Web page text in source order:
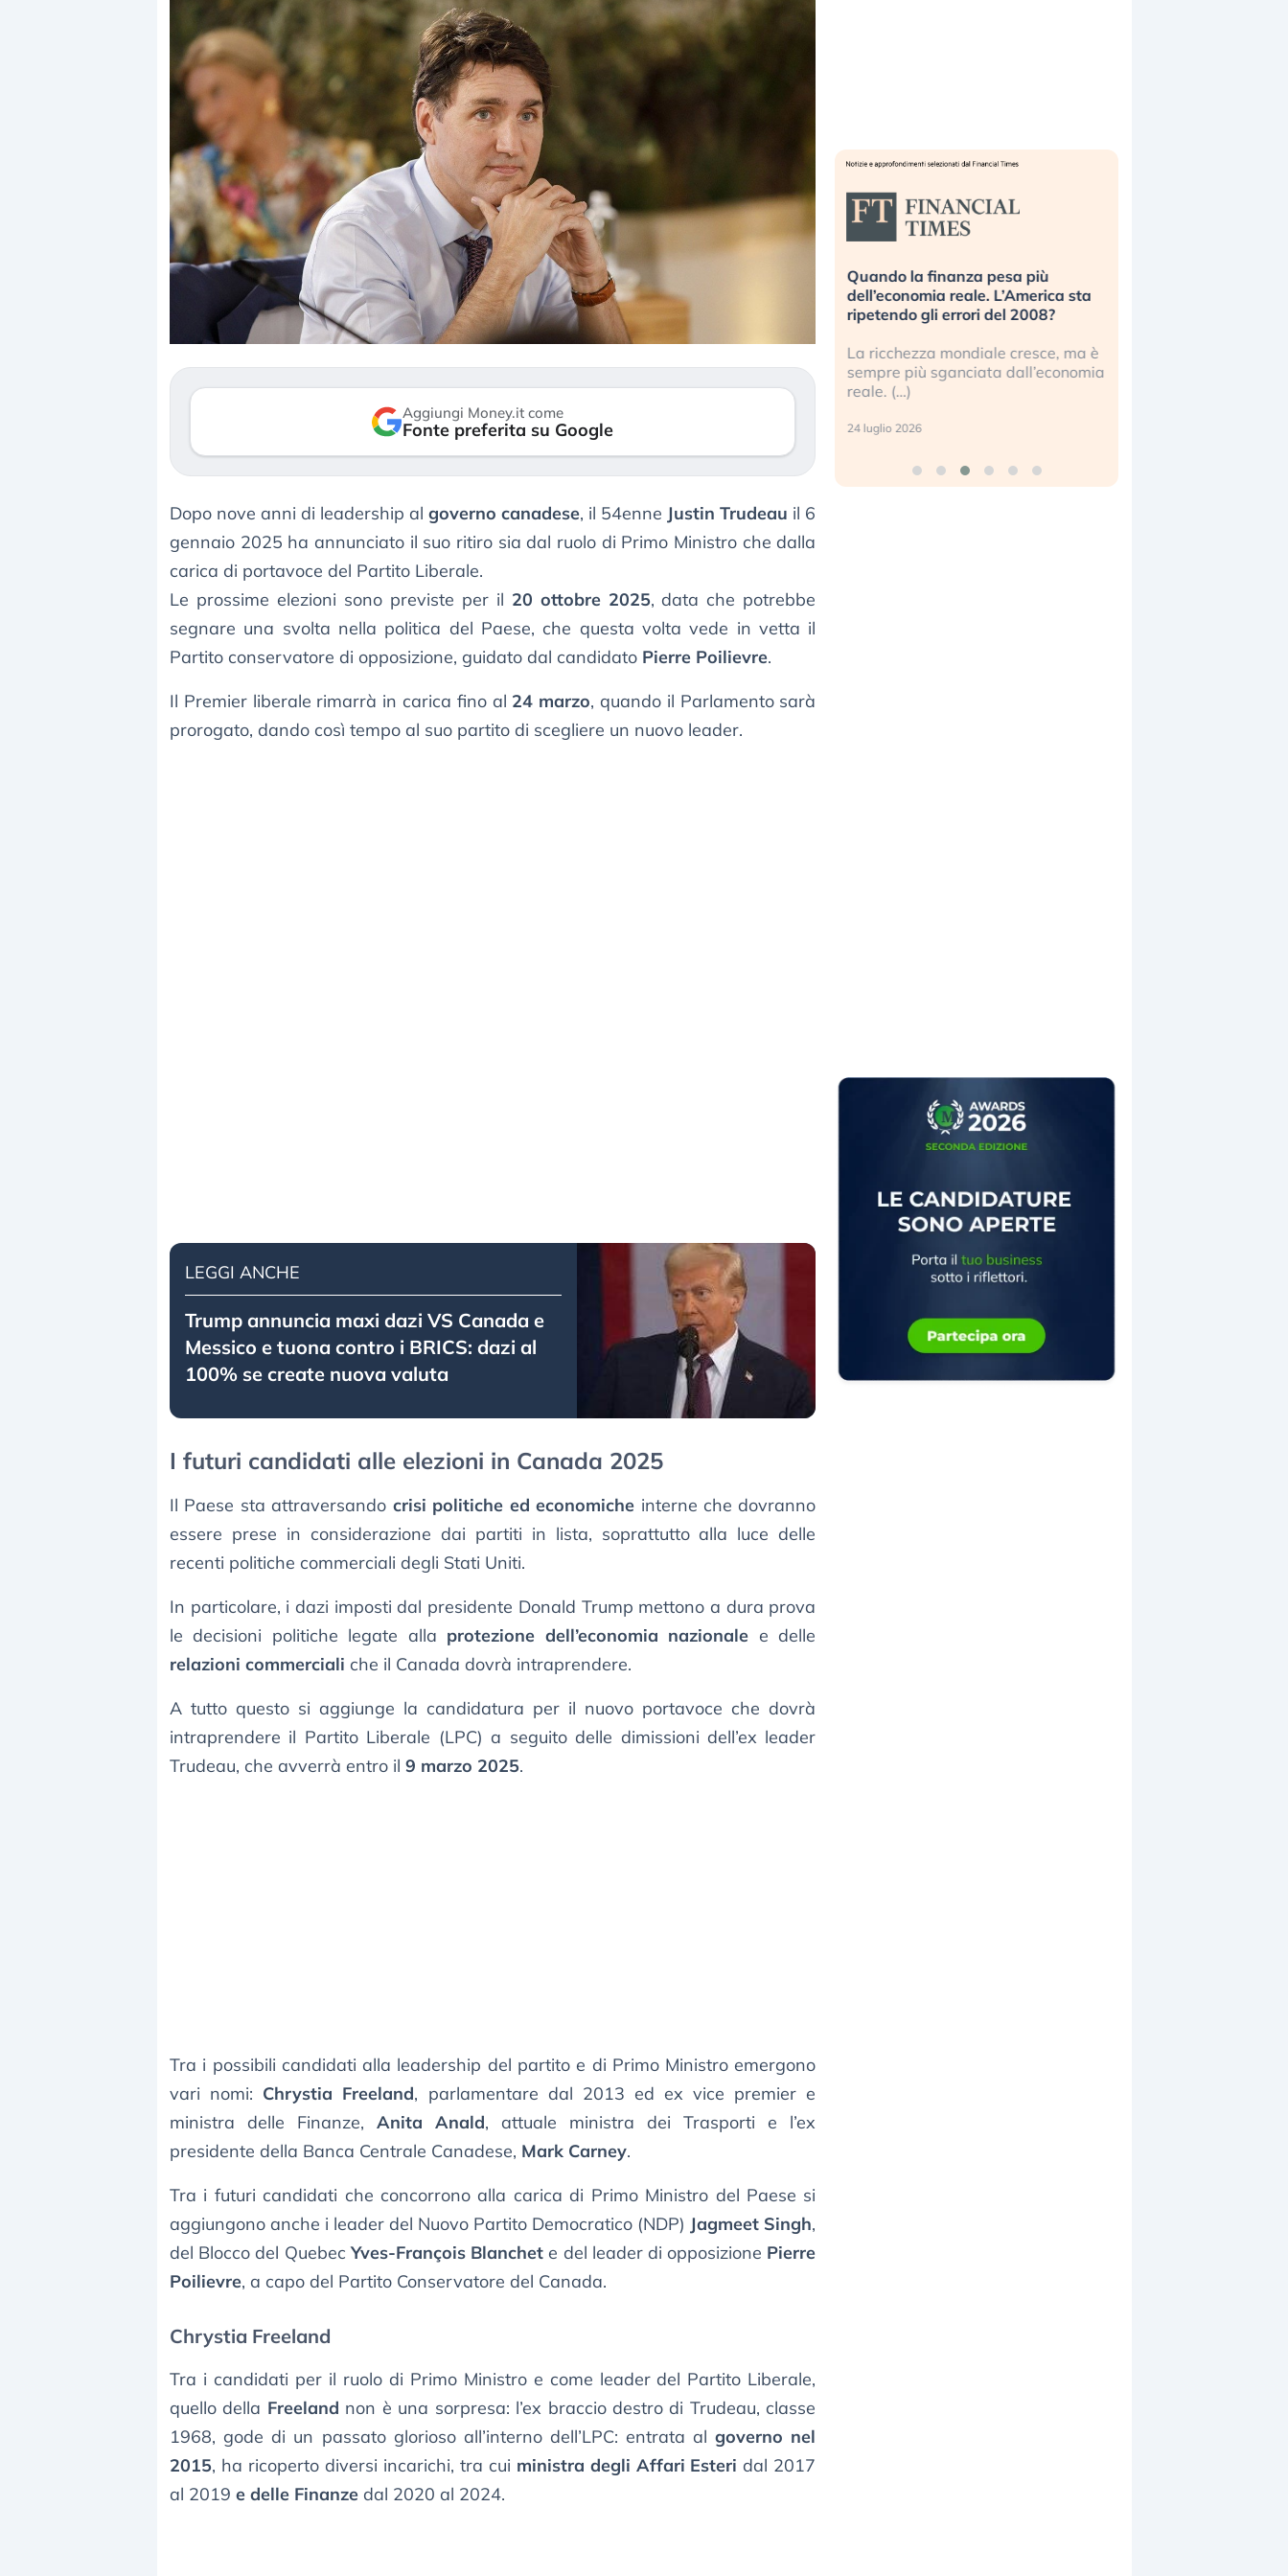
Aggiungi Money.it come
Fonte preferita su Google
Dopo nove anni di leadership algoverno canadese, il 54enne Justin Trudeau il 6
gennaio 2025 ha annunciato il suo ritiro sia dal ruolo di Primo Ministro che dalla
carica di portavoce del Partito Liberale.
Le prossime elezioni sono previste per il 20 ottobre 2025, data che potrebbe
segnare una svolta nella politica del Paese, che questa volta vede in vetta il
Partito conservatore di opposizione, guidato dal candidato Pierre Poilievre.
Il Premier liberale rimarrà in carica fino al 24 marzo, quando il Parlamento sarà
prorogato, dando così tempo al suo partito di scegliere un nuovo leader.
LEGGI ANCHE
Trump annuncia maxi dazi VS Canada e
Messico e tuona contro i BRICS: dazi al
100% se create nuova valuta
I futuri candidati alle elezioni in Canada 2025
Il Paese sta attraversando crisi politiche ed economiche interne che dovranno
essere prese in considerazione dai partiti in lista, soprattutto alla luce delle
recenti politiche commerciali degli Stati Uniti.
In particolare, i dazi imposti dal presidente Donald Trump mettono a dura prova
le decisioni politiche legate alla protezione dell’economia nazionale e delle
relazioni commerciali che il Canada dovrà intraprendere.
A tutto questo si aggiunge la candidatura per il nuovo portavoce che dovrà
intraprendere il Partito Liberale (LPC) a seguito delle dimissioni dell’ex leader
Trudeau, che avverrà entro il 9 marzo 2025.
Tra i possibili candidati alla leadership del partito e di Primo Ministro emergono
vari nomi: Chrystia Freeland, parlamentare dal 2013 ed ex vice premier e
ministra delle Finanze,Anita Anald, attuale ministra dei Trasporti e l’ex
presidente della Banca Centrale Canadese, Mark Carney.
Tra i futuri candidati che concorrono alla carica di Primo Ministro del Paese si
aggiungono anche i leader del Nuovo Partito Democratico (NDP) Jagmeet Singh,
del Blocco del QuebecYves-François Blanchet e del leader di opposizione Pierre
Poilievre, a capo del Partito Conservatore del Canada.
Chrystia Freeland
Tra i candidati per il ruolo di Primo Ministro e come leader del Partito Liberale,
quello della Freeland non è una sorpresa: l’ex braccio destro di Trudeau, classe
1968, gode di un passato glorioso all’interno dell’LPC: entrata algoverno nel
2015, ha ricoperto diversi incarichi, tra cui ministra degli Affari Esteri dal 2017
al 2019 e delle Finanze dal 2020 al 2024.
Dalle valutazioni estreme alla
correzione. Cosa sta guidando il
repricing degli asset?
mostrando segni di stanchezza
verso le (…)
«La mia vita è rovinata». Investitori
in preda al panico dopo lo scoppio
della bolla AI
Kospi, mentre gli investitori retail (…)
30 luglio 2026
Quando la finanza pesa più
dell’economia reale. L’America sta
ripetendo gli errori del 2008?
La ricchezza mondiale cresce, ma è
sempre più sganciata dall’economia
reale. (…)
24 luglio 2026